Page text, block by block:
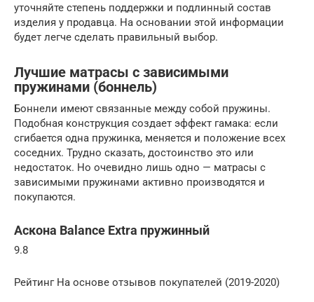
уточняйте степень поддержки и подлинный состав
изделия у продавца. На основании этой информации
будет легче сделать правильный выбор.
Лучшие матрасы с зависимыми
пружинами (боннель)
Боннели имеют связанные между собой пружины.
Подобная конструкция создает эффект гамака: если
сгибается одна пружинка, меняется и положение всех
соседних. Трудно сказать, достоинство это или
недостаток. Но очевидно лишь одно — матрасы с
зависимыми пружинами активно производятся и
покупаются.
Аскона Balance Extra пружинный
9.8
Рейтинг На основе отзывов покупателей (2019-2020)